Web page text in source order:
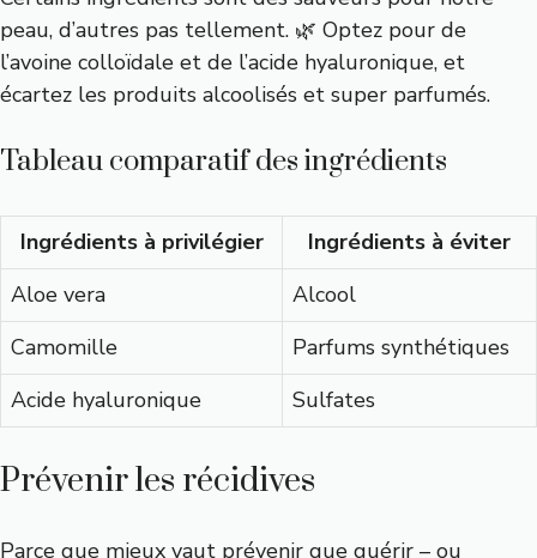
peau, d’autres pas tellement. 🌿 Optez pour de
l’avoine colloïdale et de l’acide hyaluronique, et
écartez les produits alcoolisés et super parfumés.
Tableau comparatif des ingrédients
Ingrédients à privilégier
Ingrédients à éviter
Aloe vera
Alcool
Camomille
Parfums synthétiques
Acide hyaluronique
Sulfates
Prévenir les récidives
Parce que mieux vaut prévenir que guérir – ou